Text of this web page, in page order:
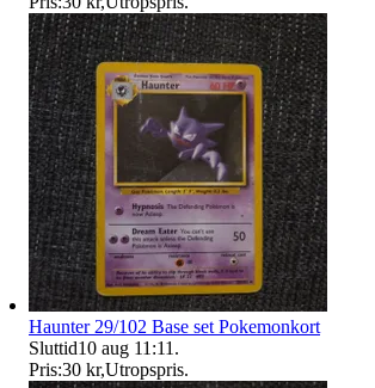
Haunter 29/102 Base set Pokemonkort
Sluttid10 aug 11:11 .
Pris:30 kr,Utropspris.